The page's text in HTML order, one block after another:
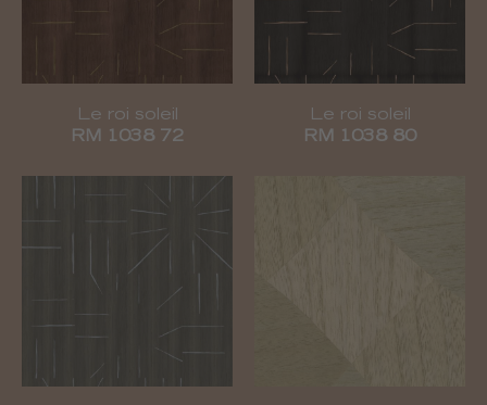
Le roi soleil
RM 1038 72
Le roi soleil
RM 1038 80